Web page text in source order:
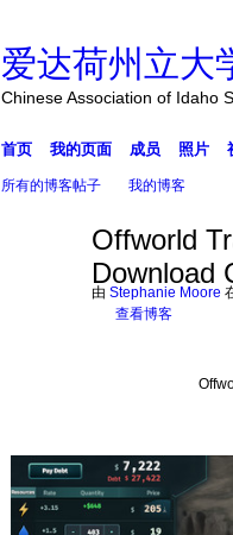
爱达荷州立大
Chinese Association of Idaho
首页 我的页面 成员 照片
所有的博客帖子 我的博客
Offworld
Download
由 Stephanie Moore
查看博客